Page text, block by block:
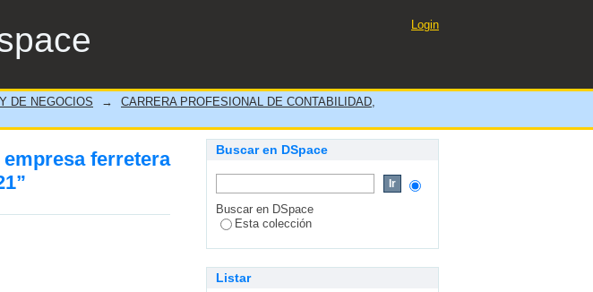
ferretera Red San German E.I.R.L. del
Login
DE NEGOCIOS →
CARRERA PROFESIONAL DE CONTABILIDAD,
ferretera
Buscar en DSpace
Buscar en DSpace
Esta colección
Listar